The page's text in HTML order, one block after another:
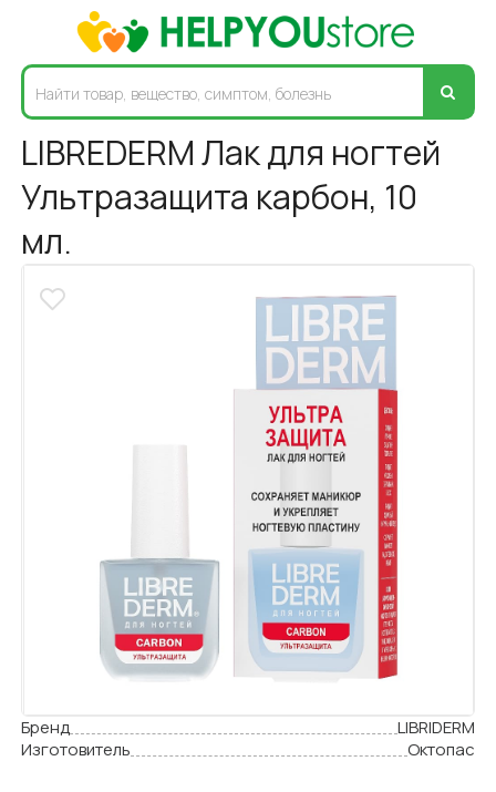
LIBREDERM Лак для ногтей
Ультразащита карбон, 10
мл.
Бренд
LIBRIDERM
Изготовитель
Октопас